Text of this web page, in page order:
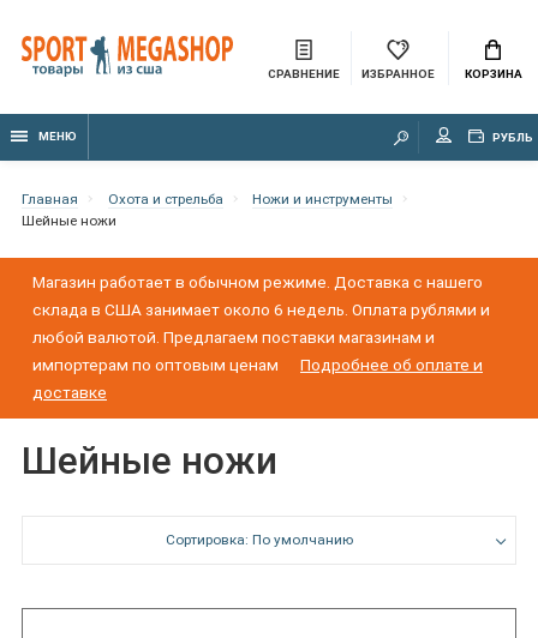
СРАВНЕНИЕ ИЗБРАННОЕ КОРЗИНА
МЕНЮ РУБЛЬ
Главная Охота и стрельба
Ножи и инструменты
Шейные ножи
Магазин работает в обычном режиме. Доставка с нашего
склада в США занимает около 6 недель. Оплата рублями и
любой валютой. Предлагаем поставки магазинам и
импортерам по оптовым ценам
Подробнее об оплате и
доставке
Шейные ножи
Сортировка: По умолчанию